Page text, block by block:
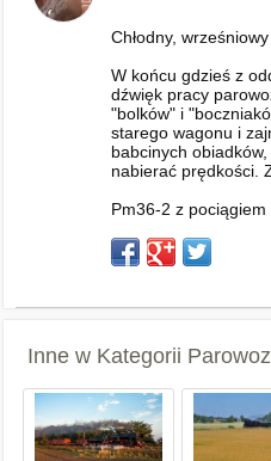
Chłodny,
W końcu gdzieś z
dźwięk pracy
"bolków" i
starego wagonu i
babcinych obiadków,
nabierać prędkości.
Pm36-2 z
Inne w Kategorii